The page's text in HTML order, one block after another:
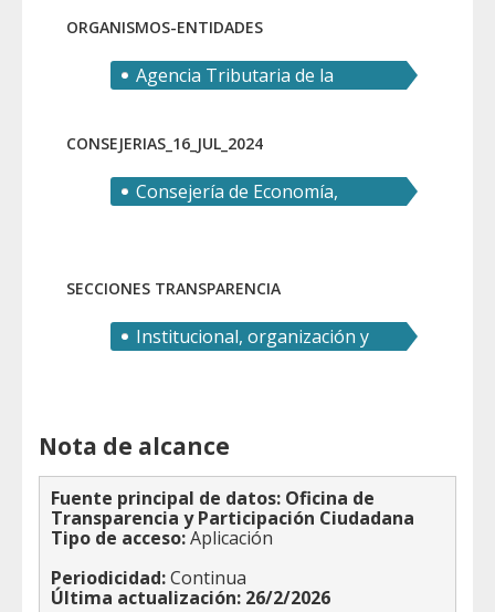
ORGANISMOS-ENTIDADES
Agencia Tributaria de la
CONSEJERIAS_16_JUL_2024
Consejería de Economía,
SECCIONES TRANSPARENCIA
Institucional, organización y
Nota de alcance
Fuente principal de datos: Oficina de
Transparencia y Participación Ciudadana
Tipo de acceso:Aplicación
Periodicidad:Continua
Última actualización: 26/2/2026